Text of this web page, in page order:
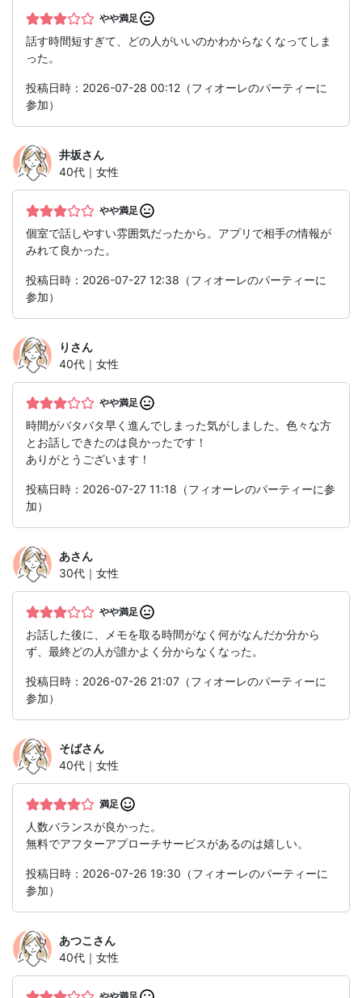
やや満足
話す時間短すぎて、どの人がいいのかわからなくなってしま
った。
投稿日時：2026-07-28 00:12（フィオーレのパーティーに
参加）
井坂さん
40代｜女性
やや満足
個室で話しやすい雰囲気だったから。アプリで相手の情報が
みれて良かった。
投稿日時：2026-07-27 12:38（フィオーレのパーティーに
参加）
り さん
40代｜女性
やや満足
時間がバタバタ早く進んでしまった気がしました。色々な方
とお話しできたのは良かったです！
ありがとうございます！
投稿日時：2026-07-27 11:18（フィオーレのパーティーに参
加）
あさん
30代｜女性
やや満足
お話した後に、メモを取る時間がなく何がなんだか分から
ず、最終どの人が誰かよく分からなくなった。
投稿日時：2026-07-26 21:07（フィオーレのパーティーに
参加）
そばさん
40代｜女性
満足
人数バランスが良かった。
無料でアフターアプローチサービスがあるのは嬉しい。
投稿日時：2026-07-26 19:30（フィオーレのパーティーに
参加）
あつこ さん
40代｜女性